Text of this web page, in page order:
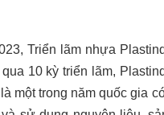
Triển lãm nhựa
10 kỳ triển lãm,
một trong năm quốc gia